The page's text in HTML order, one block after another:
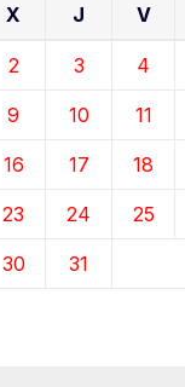
X J V
2 3 4
9 10 11
16 17 18
23 24 25
30 31